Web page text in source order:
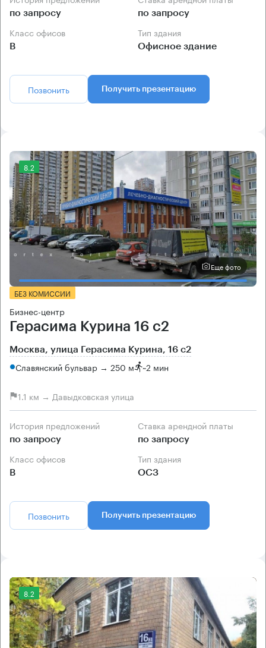
по запросу по запросу
Класс офисов
B
Тип здания
Офисное здание
Позвонить Получить презентацию
8.2
Еще фото
БЕЗ КОМИССИИ
Бизнес-центр
Герасима Курина 16 с2
Москва, улица Герасима Курина, 16 с2
Славянский бульвар → 250 м ~2 мин
1.1 км → Давыдковская улица
История предложений
по запросу
Ставка арендной платы
по запросу
Класс офисов
B
Тип здания
ОСЗ
Позвонить Получить презентацию
8.2